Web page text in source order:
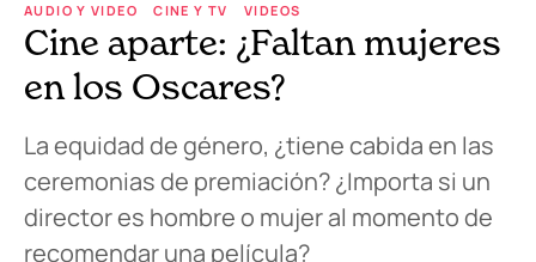
AUDIO Y VIDEO CINE Y TV VIDEOS
Cine aparte: ¿Faltan mujeres
en los Oscares?
La equidad de género, ¿tiene cabida en las
ceremonias de premiación? ¿Importa si un
director es hombre o mujer al momento de
recomendar una película?